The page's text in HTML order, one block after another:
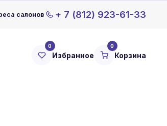
салонов + 7 (812) 923-61-33
0
Избранное
0
Корзина